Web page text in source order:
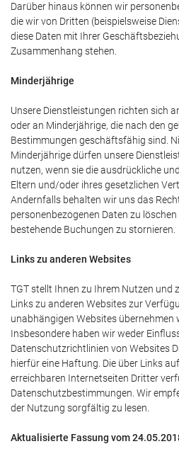
Darüber hinaus können wir
die wir von Dritten (beispielsweise
diese Daten mit Ihrer
Zusammenhang stehen.
Minderjährige
Unsere Dienstleistungen richten sich
oder an Minderjährige, die nach den
Bestimmungen geschäftsfähig sind.
Minderjährige dürfen unsere
nutzen, wenn sie die ausdrückliche
Eltern und/oder ihres gesetzlichen
Andernfalls behalten wir uns das
personenbezogenen Daten zu
bestehende Buchungen zu stornieren.
Links zu anderen Websites
TGT stellt Ihnen zu Ihrem Nutzen und
Links zu anderen Websites zur
unabhängigen Websites übernehmen
Insbesondere haben wir weder
Datenschutzrichtlinien von Websites
hierfür eine Haftung. Die über Links
erreichbaren Internetseiten Dritter
Datenschutzbestimmungen. Wir
der Nutzung sorgfältig zu lesen.
Aktualisierte Fassung vom